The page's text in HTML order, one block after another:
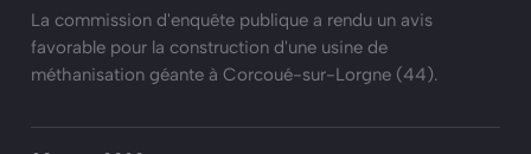
La commission d'enquête publique a rendu un avis
favorable pour la construction d'une usine de
méthanisation géante à Corcoué-sur-Lorgne (44).